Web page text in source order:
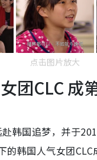
点击图片放大
团CLC 成
韩国追梦，并于
的韩国人气女团